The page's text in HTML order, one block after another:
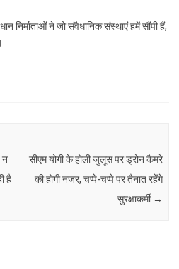
निर्माताओं ने जो संवैधानिक संस्थाएं हमें सौंपी हैं,
न
है
सीएम योगी के होली जुलूस पर ड्रोन कैमरे
की होगी नजर, चप्‍पे-चप्‍पे पर तैनात रहेंगे
सुरक्षाकर्मी →